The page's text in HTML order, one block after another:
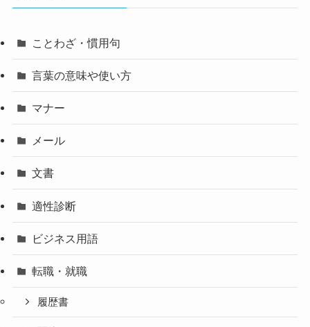
ことわざ・慣用句
言葉の意味や使い方
マナー
メール
文書
適性診断
ビジネス用語
転職・就職
履歴書